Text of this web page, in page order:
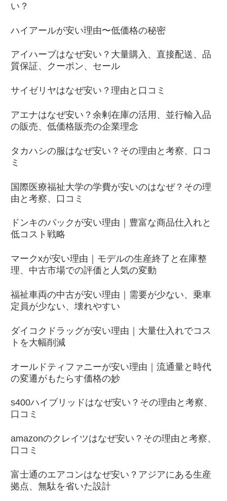
い？
ハイアールが安い理由〜低価格の秘密
アイハーブはなぜ安い？大量購入、直接配送、品
質保証、クーポン、セール
サイゼリヤはなぜ安い？理由と口コミ
アエナはなぜ安い？余剰在庫の活用、並行輸入品
の販売、低価格販売の企業理念
タカハシの服はなぜ安い？その理由と考察、口コ
ミ
国際医療福祉大学の学費が安いのはなぜ？その理
由と考察、口コミ
ドンキのパックが安い理由｜豊富な商品仕入れと
低コスト戦略
マークxが安い理由｜モデルの生産終了と在庫整
理、中古市場での評価と人気の変動
福祉車両の中古が安い理由｜需要が少ない、乗車
定員が少ない、壊れやすい
ダイコクドラッグが安い理由｜大量仕入れでコス
トを大幅削減
オールドティファニーが安い理由｜流通量と時代
の変遷がもたらす価格の妙
s400ハイブリッドはなぜ安い？その理由と考察、
口コミ
amazonのクレイツはなぜ安い？その理由と考察、
口コミ
富士通のエアコンはなぜ安い？アジアにある生産
拠点、無駄を省いた設計